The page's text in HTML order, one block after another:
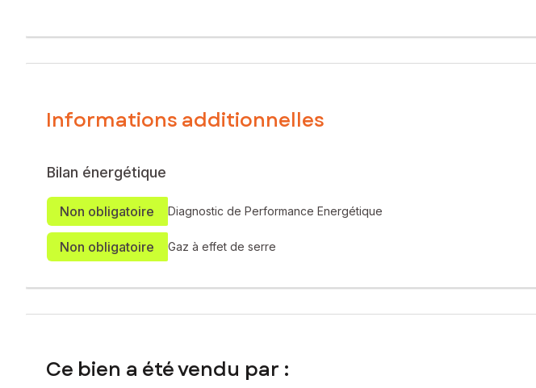
Informations additionnelles
Bilan énergétique
Non obligatoire Diagnostic de Performance Energétique
Non obligatoire Gaz à effet de serre
Ce bien a été vendu par :